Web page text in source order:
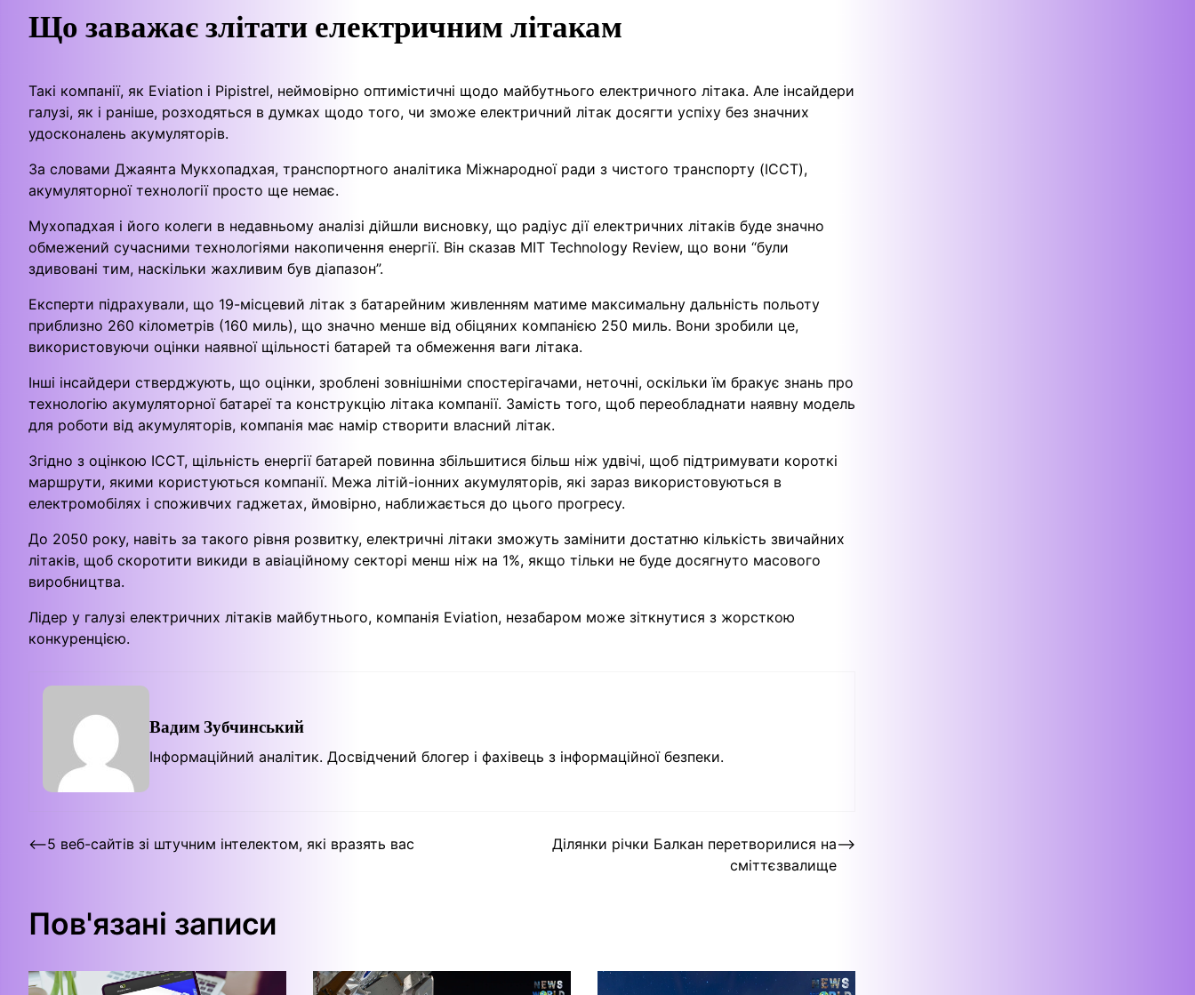
Що заважає злітати електричним літакам
Такі компанії, як Eviation і Pipistrel, неймовірно оптимістичні щодо майбутнього електричного літака. Але інсайдери
галузі, як і раніше, розходяться в думках щодо того, чи зможе електричний літак досягти успіху без значних
удосконалень акумуляторів.
За словами Джаянта Мукхопадхая, транспортного аналітика Міжнародної ради з чистого транспорту (ICCT),
акумуляторної технології просто ще немає.
Мухопадхая і його колеги в недавньому аналізі дійшли висновку, що радіус дії електричних літаків буде значно
обмежений сучасними технологіями накопичення енергії. Він сказав MIT Technology Review, що вони “були
здивовані тим, наскільки жахливим був діапазон”.
Експерти підрахували, що 19-місцевий літак з батарейним живленням матиме максимальну дальність польоту
приблизно 260 кілометрів (160 миль), що значно менше від обіцяних компанією 250 миль. Вони зробили це,
використовуючи оцінки наявної щільності батарей та обмеження ваги літака.
Інші інсайдери стверджують, що оцінки, зроблені зовнішніми спостерігачами, неточні, оскільки їм бракує знань про
технологію акумуляторної батареї та конструкцію літака компанії. Замість того, щоб переобладнати наявну модель
для роботи від акумуляторів, компанія має намір створити власний літак.
Згідно з оцінкою ICCT, щільність енергії батарей повинна збільшитися більш ніж удвічі, щоб підтримувати короткі
маршрути, якими користуються компанії. Межа літій-іонних акумуляторів, які зараз використовуються в
електромобілях і споживчих гаджетах, ймовірно, наближається до цього прогресу.
До 2050 року, навіть за такого рівня розвитку, електричні літаки зможуть замінити достатню кількість звичайних
літаків, щоб скоротити викиди в авіаційному секторі менш ніж на 1%, якщо тільки не буде досягнуто масового
виробництва.
Лідер у галузі електричних літаків майбутнього, компанія Eviation, незабаром може зіткнутися з жорсткою
конкуренцією.
Вадим Зубчинський
Інформаційний аналітик. Досвідчений блогер і фахівець з інформаційної безпеки.
Навігація
⟵5 веб-сайтів зі штучним інтелектом, які вразять вас
Ділянки річки Балкан перетворилися на
сміттєзвалище
⟶
Пов'язані записи